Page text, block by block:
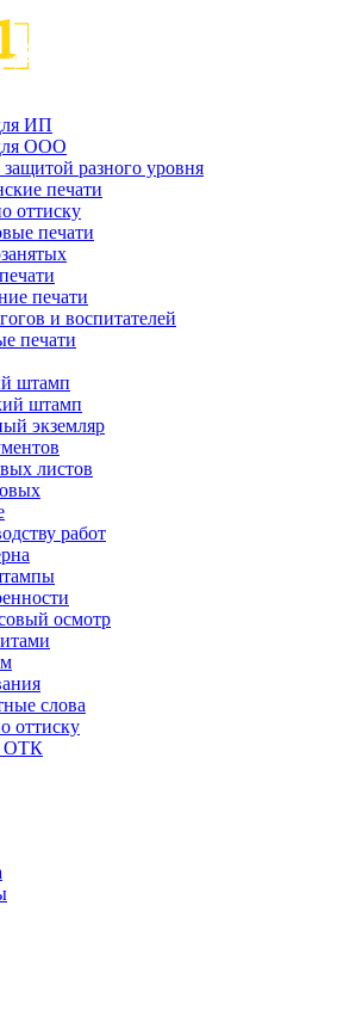
ИП
ООО
разного уровня
печати
оттиску
печати
печати
и воспитателей
печати
штамп
штамп
экземляр
листов
работ
осмотр
слова
оттиску
ОТК